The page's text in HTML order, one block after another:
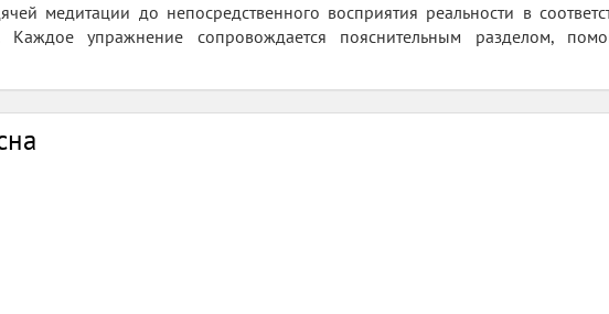
медитации до непосредственного восприятия реальности в
Каждое упражнение сопровождается пояснительным разделом,